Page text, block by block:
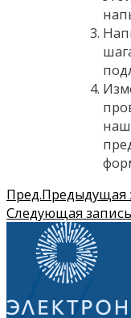
Пред.Предыдущая
Следующая запись